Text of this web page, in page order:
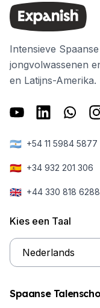
Intensieve
jongvolwassenen
en Latijns-Amerika.
🇦🇷 +54 11 5984 5877
🇪🇸 +34 932 201 306
🇬🇧 +44 330 818 6288
Kies een Taal
Spaanse